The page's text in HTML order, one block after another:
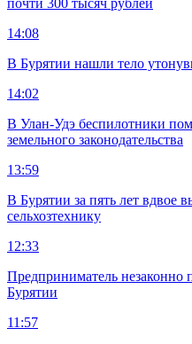
почти 300 тысяч рублей
14:08
В Бурятии нашли тело
14:02
В Улан-Удэ беспилотники
земельного законодательства
13:59
В Бурятии за пять лет вдвое
сельхозтехнику
12:33
Предприниматель незаконно
Бурятии
11:57